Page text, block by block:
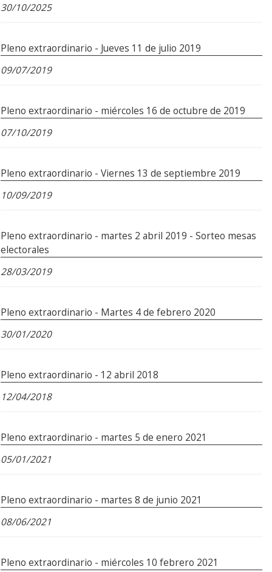
30/10/2025
Pleno extraordinario - Jueves 11 de julio 2019
09/07/2019
Pleno extraordinario - miércoles 16 de octubre de 2019
07/10/2019
Pleno extraordinario - Viernes 13 de septiembre 2019
10/09/2019
Pleno extraordinario - martes 2 abril 2019 - Sorteo mesas
electorales
28/03/2019
Pleno extraordinario - Martes 4 de febrero 2020
30/01/2020
Pleno extraordinario - 12 abril 2018
12/04/2018
Pleno extraordinario - martes 5 de enero 2021
05/01/2021
Pleno extraordinario - martes 8 de junio 2021
08/06/2021
Pleno extraordinario - miércoles 10 febrero 2021